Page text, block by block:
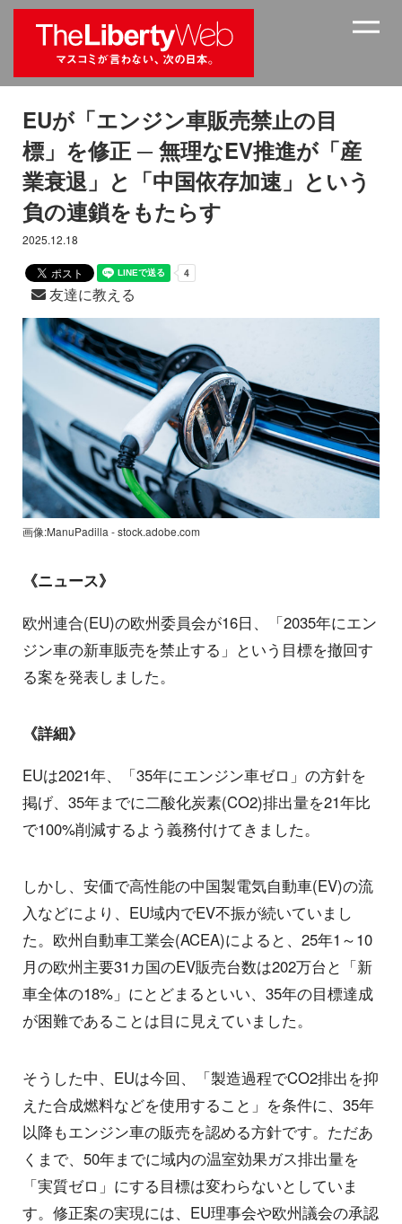
EUが「エンジン車販売禁止の目
標」を修正 ─ 無理なEV推進が「産
業衰退」と「中国依存加速」という
負の連鎖をもたらす
2025.12.18
友達に教える
画像:ManuPadilla - stock.adobe.com
《ニュース》
欧州連合(EU)の欧州委員会が16日、「2035年にエン
ジン車の新車販売を禁止する」という目標を撤回す
る案を発表しました。
《詳細》
EUは2021年、「35年にエンジン車ゼロ」の方針を
掲げ、35年までに二酸化炭素(CO2)排出量を21年比
で100%削減するよう義務付けてきました。
しかし、安価で高性能の中国製電気自動車(EV)の流
入などにより、EU域内でEV不振が続いていまし
た。欧州自動車工業会(ACEA)によると、25年1～10
月の欧州主要31カ国のEV販売台数は202万台と「新
車全体の18%」にとどまるといい、35年の目標達成
が困難であることは目に見えていました。
そうした中、EUは今回、「製造過程でCO2排出を抑
えた合成燃料などを使用すること」を条件に、35年
以降もエンジン車の販売を認める方針です。ただあ
くまで、50年までに域内の温室効果ガス排出量を
「実質ゼロ」にする目標は変わらないとしていま
す。修正案の実現には、EU理事会や欧州議会の承認